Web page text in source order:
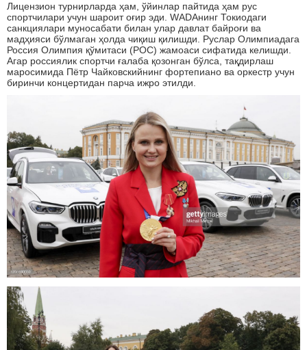
Лицензион турнирларда ҳам, ўйинлар пайтида ҳам рус
спортчилари учун шароит оғир эди. WАDАнинг Токиодаги
санкциялари муносабати билан улар давлат байроғи ва
мадҳияси бўлмаган ҳолда чиқиш қилишди. Руслар Олимпиадага
Россия Олимпия қўмитаси (РОC) жамоаси сифатида келишди.
Агар россиялик спортчи ғалаба қозонган бўлса, тақдирлаш
маросимида Пётр Чайковскийнинг фортепиано ва оркестр учун
биринчи концертидан парча ижро этилди.